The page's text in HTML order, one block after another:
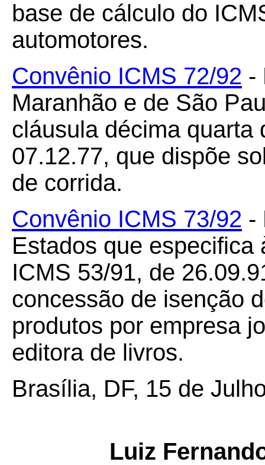
base de cálculo do
automotores.
Convênio ICMS 72/92 -
Maranhão e de São
cláusula décima quarta
07.12.77, que dispõe
de corrida.
Convênio ICMS 73/92 -
Estados que
ICMS 53/91, de
concessão de isenção
produtos por empresa
editora de livros.
Brasília, DF, 15 de
Luiz